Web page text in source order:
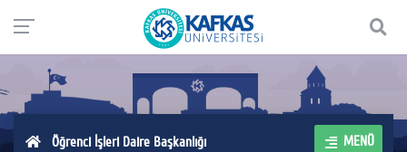
Öğrenci İşleri Daire Başkanlığı MENÜ